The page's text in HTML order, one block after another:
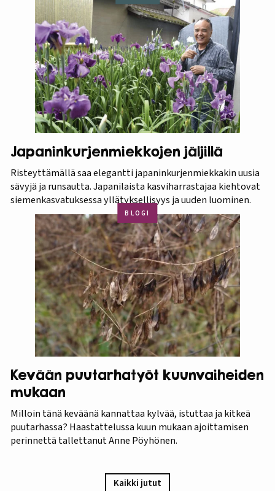
Japaninkurjenmiekkojen jäljillä
Risteyttämällä saa elegantti japaninkurjenmiekkakin uusia
sävyjä ja runsautta. Japanilaista kasviharrastajaa kiehtovat
siemenkasvatuksessa yllätyksellisyys ja uuden luominen.
BLOGI
Kevään puutarhatyöt kuunvaiheiden
mukaan
Milloin tänä keväänä kannattaa kylvää, istuttaa ja kitkeä
puutarhassa? Haastattelussa kuun mukaan ajoittamisen
perinnettä tallettanut Anne Pöyhönen.
Kaikki jutut